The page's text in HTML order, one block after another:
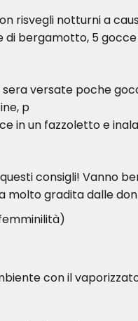
risvegli notturni a
bergamotto, 5
versate poche
p
in un fazzoletto e
consigli! Vanno
molto gradita dalle
con il